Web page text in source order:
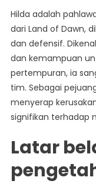
Hilda adalah
dari Land of Dawn,
dan defensif.
dan kemampuan
pertempuran, ia
tim. Sebagai
menyerap
signifikan terhadap
Latar